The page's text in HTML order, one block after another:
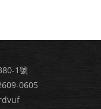
1號
0605